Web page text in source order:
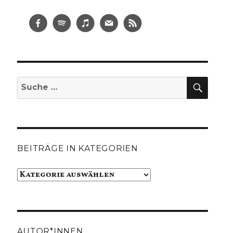
Suche
nach:
BEITRÄGE IN KATEGORIEN
Beiträge